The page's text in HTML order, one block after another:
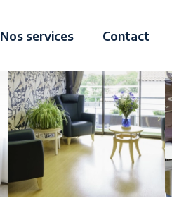
Nos services Contact